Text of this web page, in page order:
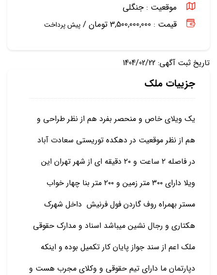
موقعیت : جنگلی
قیمت : 3,500,000,000 تومان /
پیش پرداخت
تاریخ ثبت آگهی: 1404/02/22
جزییات ملک
یک ویلای خاص و منحصر بفرد هم از نظر طراحی و
هم از نظر موقعیت در دهکده توریستی سعادت آباد
در فاصله ۲ ساعت و ۲۰ دقیقه ای از شهر تهران این
ویلا دارای ۳۰۰ متر زمین و ۲۰۰ متر بنا چهار خواب
مستر بهمراه روف گاردن فول فرنیش داخل شهرک
هکتاری و رجال نشین میباشد اسناد و مدارک حقوقی
ملک اعم از سند جواز پایان کار تکمیل بوده و اینکه
دپارتمان ما دارای تیم حقوقی و وکلای مجرب هست و